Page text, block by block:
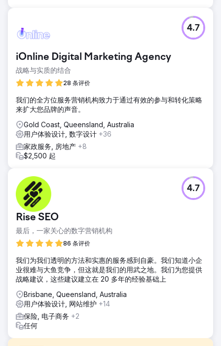
iOnline Digital Marketing Agency
战略与实质的结合
28 条评价
4.7
我们的全方位服务营销机构致力于通过有效的参与和转化策略
来扩大您品牌的声音。
Gold Coast, Queensland, Australia
用户体验设计, 数字设计 +36
家政服务, 房地产 +8
$2,500 起
Rise SEO
最后，一家关心的数字营销机构
86 条评价
4.7
我们为我们透明的方法和实惠的服务感到自豪。我们知道小企
业很难与大鱼竞争，但这就是我们的用武之地。我们为您提供
战略建议，这些建议建立在 20 多年的经验基础上
Brisbane, Queensland, Australia
用户体验设计, 网站维护 +14
保险, 电子商务 +2
任何